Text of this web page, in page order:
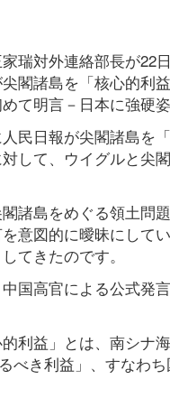
瑞対外連絡部長が22
閣諸島を「核心的利
めて明言－日本に強硬
民日報が尖閣諸島を
して、ウイグルと尖
諸島をめぐる領土問
意図的に曖昧にして
てきたのです。
国高官による公式発
利益」とは、南シナ
べき利益」、すなわ